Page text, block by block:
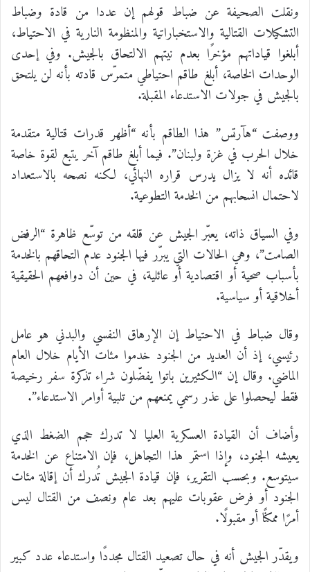
ونقلت الصحيفة عن ضباط قولهم إن عددا من قادة وضباط
التشكيلات القتالية والاستخباراتية والمنظومة النارية في الاحتياط،
أبلغوا قياداتهم مؤخرًا بعدم نيتهم الالتحاق بالجيش. وفي إحدى
الوحدات الخاصة، أبلغ طاقم احتياطي متمرّس قادته بأنه لن يلتحق
بالجيش في جولات الاستدعاء المقبلة.
ووصفت “هآرتس” هذا الطاقم بأنه “أظهر قدرات قتالية متقدمة
خلال الحرب في غزة ولبنان”. فيما أبلغ طاقم آخر يتبع لقوة خاصة
قائده أنه لا يزال يدرس قراره النهائي، لكنه نصحه بالاستعداد
لاحتمال انسحابهم من الخدمة التطوعية.
وفي السياق ذاته، يعبّر الجيش عن قلقه من توسّع ظاهرة “الرفض
الصامت”، وهي الحالات التي يبرّر فيها الجنود عدم التحاقهم بالخدمة
بأسباب صحية أو اقتصادية أو عائلية، في حين أن دوافعهم الحقيقية
أخلاقية أو سياسية.
وقال ضباط في الاحتياط إن الإرهاق النفسي والبدني هو عامل
رئيسي، إذ أن العديد من الجنود خدموا مئات الأيام خلال العام
الماضي. وقال إن “الكثيرين باتوا يفضّلون شراء تذكرة سفر رخيصة
فقط ليحصلوا على عذر رسمي يمنعهم من تلبية أوامر الاستدعاء”.
وأضاف أن القيادة العسكرية العليا لا تدرك حجم الضغط الذي
يعيشه الجنود، وإذا استمر هذا التجاهل، فإن الامتناع عن الخدمة
سيتوسع. وبحسب التقرير، فإن قيادة الجيش تُدرك أن إقالة مئات
الجنود أو فرض عقوبات عليهم بعد عام ونصف من القتال ليس
أمرًا ممكنًا أو مقبولًا.
ويقدّر الجيش أنه في حال تصعيد القتال مجددًا واستدعاء عدد كبير